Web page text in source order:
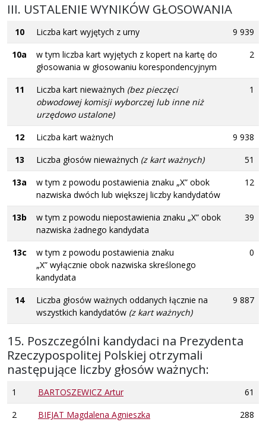
III. USTALENIE WYNIKÓW GŁOSOWANIA
10 Liczba kart wyjętych z urny
9 939
10a
w tym liczba kart wyjętych z kopert na kartę do
głosowania w głosowaniu korespondencyjnym
2
11 Liczba kart nieważnych (bez pieczęci
obwodowej komisji wyborczej lub inne niż
urzędowo ustalone)
1
12 Liczba kart ważnych
9 938
13
Liczba głosów nieważnych (z kart ważnych)
51
13a
w tym z powodu postawienia znaku „X” obok
nazwiska dwóch lub większej liczby kandydatów
12
13b
w tym z powodu niepostawienia znaku „X” obok
nazwiska żadnego kandydata
39
13c
w tym z powodu postawienia znaku
„X” wyłącznie obok nazwiska skreślonego
kandydata
0
14
Liczba głosów ważnych oddanych łącznie na
wszystkich kandydatów (z kart ważnych)
9 887
15. Poszczególni kandydaci na Prezydenta
Rzeczypospolitej Polskiej otrzymali
następujące liczby głosów ważnych:
1 BARTOSZEWICZ Artur
61
2
BIEJAT Magdalena Agnieszka
288